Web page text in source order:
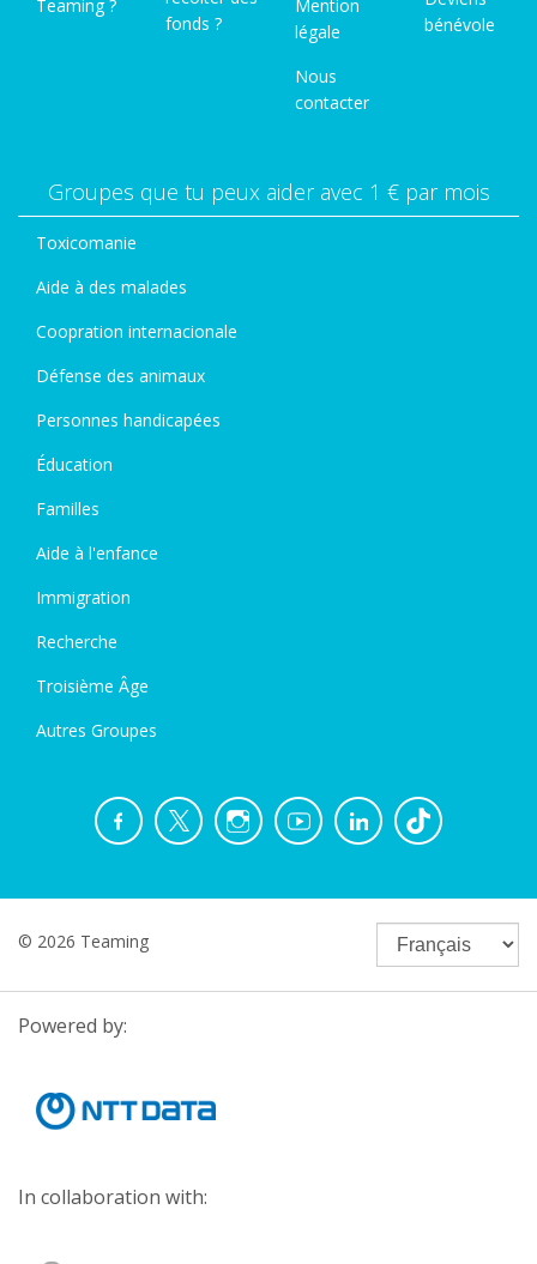
Teaming ?
fonds ?
Mention
légale
Nous
contacter
bénévole
Groupes que tu peux aider avec 1 € par mois
Toxicomanie
Aide à des malades
Coopration internacionale
Défense des animaux
Personnes handicapées
Éducation
Familles
Aide à l'enfance
Immigration
Recherche
Troisième Âge
Autres Groupes
© 2026 Teaming
Powered by:
In collaboration with: